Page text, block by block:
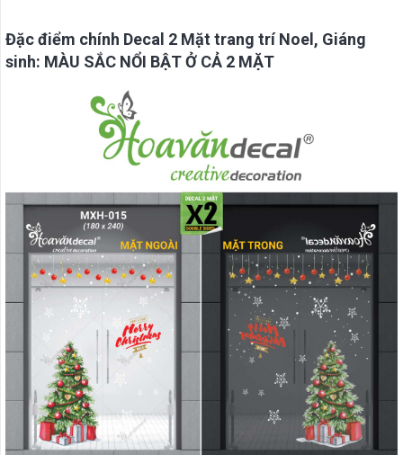
Đặc điểm chính Decal 2 Mặt trang trí Noel, Giáng
sinh: MÀU SẮC NỔI BẬT Ở CẢ 2 MẶT